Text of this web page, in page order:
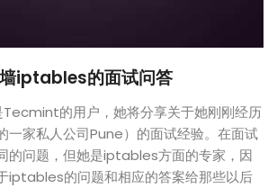
iptables的面试问答
的用户，她将分享关于她刚刚经历
一家私人公司Pune）的面试经验。在面试
的问题，但她是iptables方面的专家，因
iptables的问题和相应的答案给那些以后